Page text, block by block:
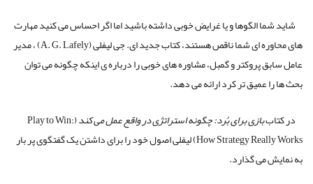
شاید شما الگوها و یا غرایض خوبی داشته باشید اما اگر احساس می کنید مهارت
های محاوره ای شما ناقص هستند، کتاب جدید ای. جی لیفلی (A. G. Lafely) ، مدیر
عامل سابق پروکتر و گمبل، مشاوره های خوبی را درباره ی اینکه چگونه می توان
بحث ها را عمیق تر کرد ارائه می دهد.
در کتاببازی برای بُرد: چگونه استراتژی در واقع عمل می کند (Play to Win:
How Strategy Really Works) لیفلی اصول خود را برای داشتن یک گفتگوی پر بار
به نمایش می گذارد.